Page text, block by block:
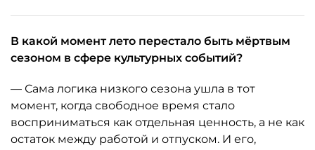
В какой момент лето перестало быть мёртвым
сезоном в сфере культурных событий?
— Сама логика низкого сезона ушла в тот
момент, когда свободное время стало
восприниматься как отдельная ценность, а не как
остаток между работой и отпуском. И его,